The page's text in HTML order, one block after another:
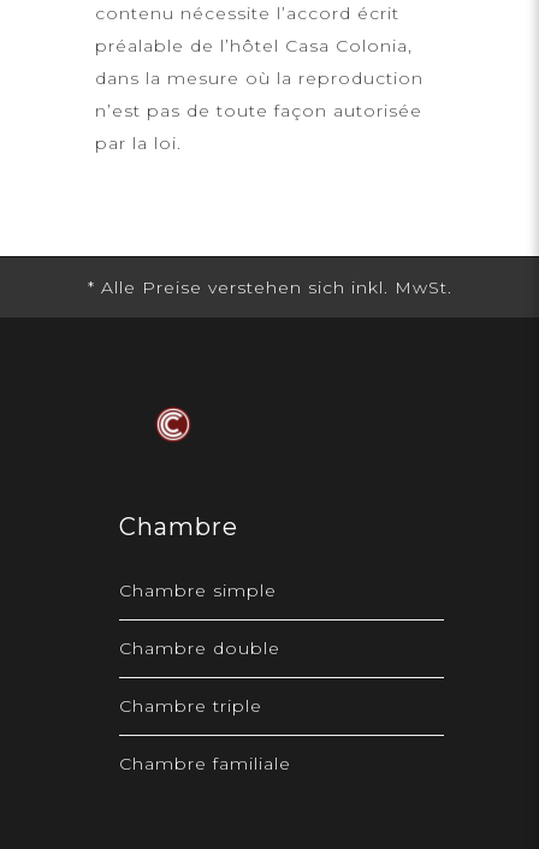
contenu nécessite l’accord écrit
préalable de l’hôtel Casa Colonia,
dans la mesure où la reproduction
n’est pas de toute façon autorisée
par la loi.
Chambre
Chambre simple
Chambre double
Chambre triple
Chambre familiale